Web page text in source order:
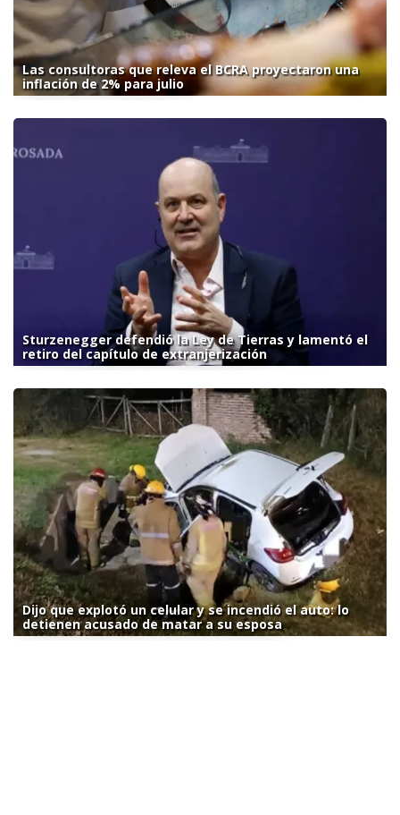
Las consultoras que releva el BCRA proyectaron una
inflación de 2% para julio
Sturzenegger defendió la Ley de Tierras y lamentó el
retiro del capítulo de extranjerización
Dijo que explotó un celular y se incendió el auto: lo
detienen acusado de matar a su esposa